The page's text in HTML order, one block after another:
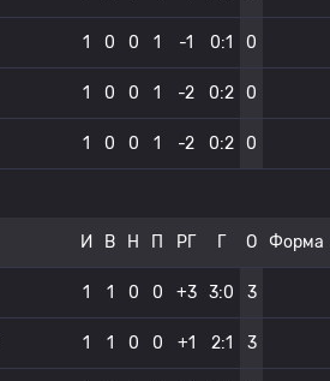
1 0 0 1 -1 0:1 0
1 0 0 1 -2 0:2 0
1 0 0 1 -2 0:2 0
И В Н П РГ Г О Форма
1 1 0 0 +3 3:0 3
1 1 0 0 +1 2:1 3